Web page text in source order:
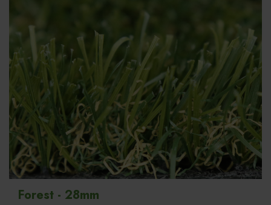
Forest - 28mm